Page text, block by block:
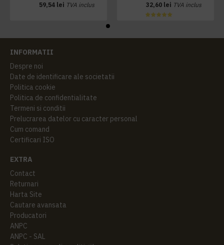
59,54 lei TVA inclus
32,60 lei TVA inclus
INFORMATII
Despre noi
Date de identificare ale societatii
Politica cookie
Politica de confidentialitate
Termeni si conditii
Prelucrarea datelor cu caracter personal
Cum comand
Certificari ISO
EXTRA
Contact
Returnari
Harta Site
Cautare avansata
Producatori
ANPC
ANPC - SAL